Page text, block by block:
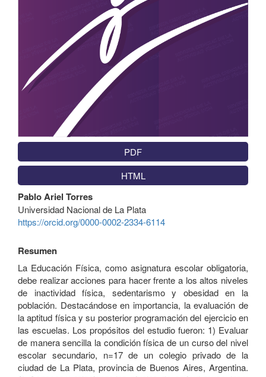
PDF
HTML
Contenido
principal
del
artículo
Pablo Ariel Torres
Universidad Nacional de La Plata
https://orcid.org/0000-0002-2334-6114
Resumen
La Educación Física, como asignatura escolar obligatoria,
debe realizar acciones para hacer frente a los altos niveles
de inactividad física, sedentarismo y obesidad en la
población. Destacándose en importancia, la evaluación de
la aptitud física y su posterior programación del ejercicio en
las escuelas. Los propósitos del estudio fueron: 1) Evaluar
de manera sencilla la condición física de un curso del nivel
escolar secundario, n=17 de un colegio privado de la
ciudad de La Plata, provincia de Buenos Aires, Argentina.